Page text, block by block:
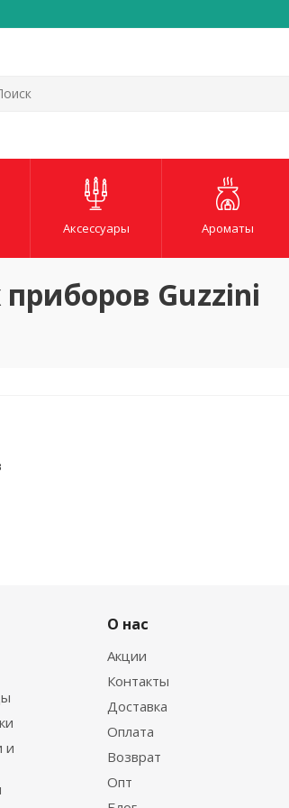
Аксессуары Ароматы
Guzzini
и
О нас
Акции
Контакты
Доставка
Оплата
Возврат
Опт